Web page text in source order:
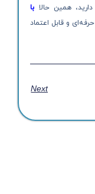
دارید، همین حالا با
و قابل اعتماد
Next